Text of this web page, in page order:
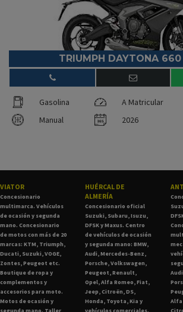
TRIUMPH DAYTONA
Gasolina A Matricular
Manual
2026
VIATOR
Concesionario
multimarca. Vehículos
de ocasión y segunda
mano. Concesionario
de motos con más de 20
marcas: KTM, Triumph,
Ducati, Suzuki, VOGE,
Zontes, Peugeot etc.
Boutique de ropa y
complementos y
accesorios para moto.
Motos de ocasión y
HUÉRCAL DE
ALMERÍA
Concesionario oficial
Suzuki, Subaru, Isuzu,
DFSK y Maxus. Centro
de vehículos de ocasión
y segunda mano: BMW,
Audi, Mercedes-Benz,
Porsche, Volkswagen,
Peugeot, Renault,
Opel, Alfa Romeo, Fiat,
Jeep, Citroën, DS,
Honda, Toyota, Kia y
Alfa